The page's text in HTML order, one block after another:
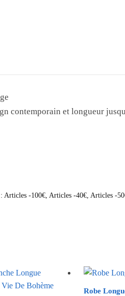
contemporain et longueur
Articles -100€ Articles -40€ Articles -
Robe